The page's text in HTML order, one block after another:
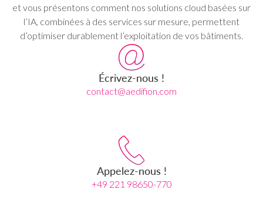
et vous présentons comment nos solutions cloud basées sur
l’IA, combinées à des services sur mesure, permettent
d’optimiser durablement l’exploitation de vos bâtiments.
Écrivez-nous !
contact@aedifion.com
Appelez-nous !
+49 221 98650-770